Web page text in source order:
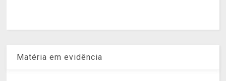
Matéria em evidência